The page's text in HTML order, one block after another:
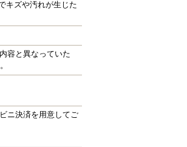
キズや汚れが生じた
容と異なっていた
ニ決済を用意してご